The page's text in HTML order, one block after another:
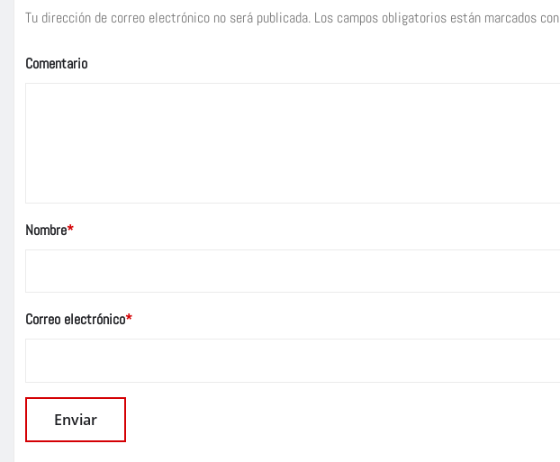
Tu dirección de correo electrónico no será publicada. Los campos obligatorios están marcados con
Comentario
Nombre*
Correo electrónico*